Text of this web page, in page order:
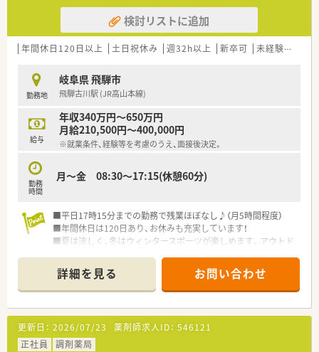
検討リストに追加
年間休日120日以上 土日祝休み 週32h以上 新卒可 未経験可
勤務地
岐阜県 飛騨市
飛騨古川駅 (JR高山本線)
給与
年収340万円～650万円
月給210,500円～400,000円
※就業条件、経験等を考慮のうえ、面接後決定。
勤務
時間
月～金 08:30～17:15(休憩60分)
■平日17時15分までの勤務で残業ほぼなし♪（月5時間程度）
■年間休日は120日あり、お休みも充実しています！
■夏は涼しく、冬はウィンタースポーツが楽しめます。アウトド
■少し北に足をのばせば富山県にもアクセスでき、海鮮を楽しむ
ことなどもできる立地です！
詳細を見る お問い合わせ
更新日： 2026/07/23 薬剤師求人ID： 546121
正社員
調剤薬局